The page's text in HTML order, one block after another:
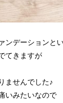
ンデーションと
てきますが
ませんでした♪
いみたいなので